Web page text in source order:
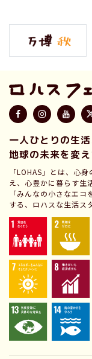
一人ひとりの生
地球の未来を変え
「LOHAS」とは、心
え、心豊かに暮らす生
「みんなの小さなエ
する、ロハスな生活ス